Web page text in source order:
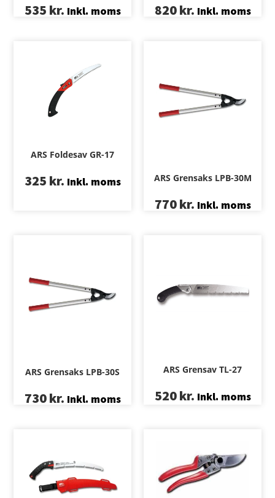
535 kr. Inkl. moms 820kr. Inkl. moms
ARS Foldesav GR-17
325 kr. Inkl. moms ARS Grensaks LPB-30M
770kr. Inkl. moms
ARS Grensaks LPB-30S
730kr. Inkl. moms
ARS Grensav TL-27
520kr. Inkl. moms